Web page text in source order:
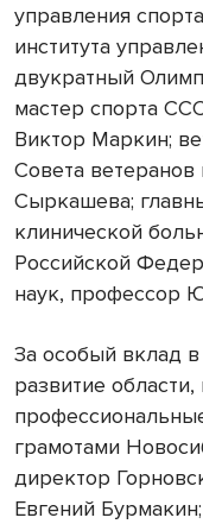
управления
института
двукратный
мастер спорта
Виктор Маркин;
Совета ветеранов
Сыркашева;
клинической
Российской
наук, профессор
За особый вклад
развитие
грамотами
директор
Евгений